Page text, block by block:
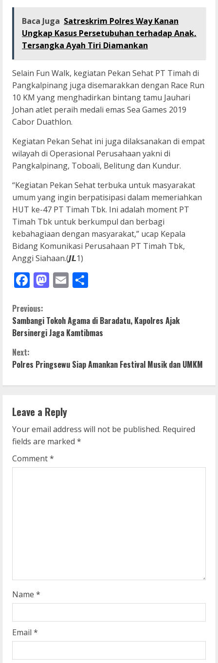
Baca Juga Satreskrim Polres Way Kanan
Ungkap Kasus Persetubuhan terhadap Anak,
Tersangka Ayah Tiri Diamankan
Selain Fun Walk, kegiatan Pekan Sehat PT Timah di
Pangkalpinang juga disemarakkan dengan Race Run
10 KM yang menghadirkan bintang tamu Jauhari
Johan atlet peraih medali emas Sea Games 2019
Cabor Duathlon.
Kegiatan Pekan Sehat ini juga dilaksanakan di empat
wilayah di Operasional Perusahaan yakni di
Pangkalpinang, Toboali, Belitung dan Kundur.
“Kegiatan Pekan Sehat terbuka untuk masyarakat
umum yang ingin berpatisipasi dalam memeriahkan
HUT ke-47 PT Timah Tbk. Ini adalah moment PT
Timah Tbk untuk berkumpul dan berbagi
kebahagiaan dengan masyarakat,” ucap Kepala
Bidang Komunikasi Perusahaan PT Timah Tbk,
Anggi Siahaan.(𝙅𝙇1)
Facebook
Mastodon
Email
C
o
n
t
n
u
e
n
g
Previous:
Sambangi Tokoh Agama di Baradatu, Kapolres Ajak
Bersinergi Jaga Kamtibmas
Next:
Polres Pringsewu Siap Amankan Festival Musik dan UMKM
Leave a Reply
Your email address will not be published. Required
fields are marked *
Comment*
Name *
Email *